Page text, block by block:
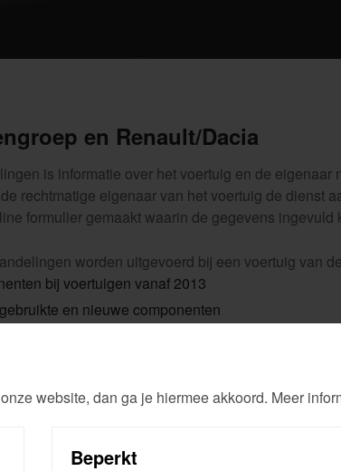
website, dan ga je hiermee akkoord. Meer
Beperkt
en Renault/Dacia
is informatie over het voertuig en de eigenaar
rechtmatige eigenaar van het voertuig de dienst
formulier gemaakt waarin de gegevens ingevuld
worden uitgevoerd bij een voertuig van
bij voertuigen vanaf 2013
en nieuwe componenten
2013 of wanneer er geen werkende sleutel